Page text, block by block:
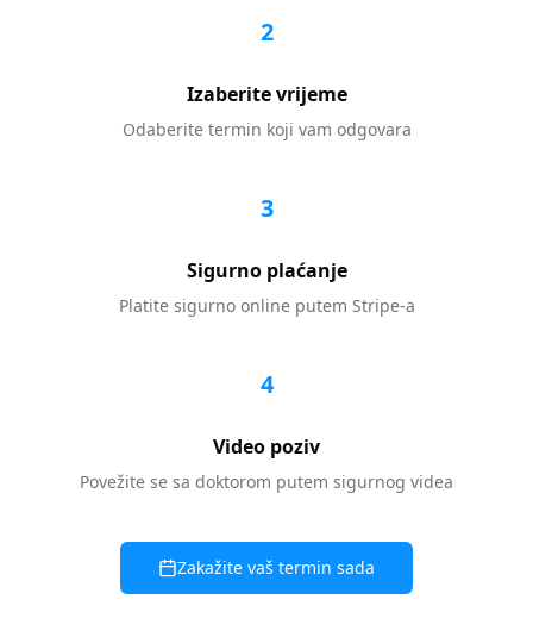
2
Izaberite vrijeme
Odaberite termin koji vam odgovara
3
Sigurno plaćanje
Platite sigurno online putem Stripe-a
4
Video poziv
Povežite se sa doktorom putem sigurnog videa
Zakažite vaš termin sada